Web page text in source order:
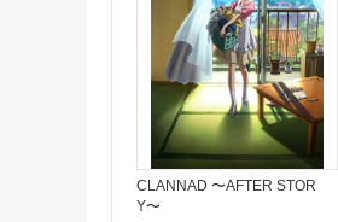
CLANNAD 〜AFTER STOR
Y〜